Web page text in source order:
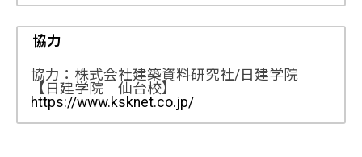
協力
協力：株式会社建築資料研究社/日建学院
【日建学院 仙台校】
https://www.ksknet.co.jp/